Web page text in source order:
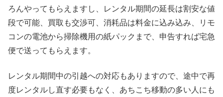
ろんやってもらえますし、レンタル期間の延長は割安な値
段で可能、買取も交渉可、消耗品は料金に込み込み、リモ
コンの電池から掃除機用の紙パックまで、申告すれば宅急
便で送ってもらえます。
レンタル期間中の引越への対応もありますので、途中で再
度レンタルし直す必要もなく、あちこち移動の多い人にも